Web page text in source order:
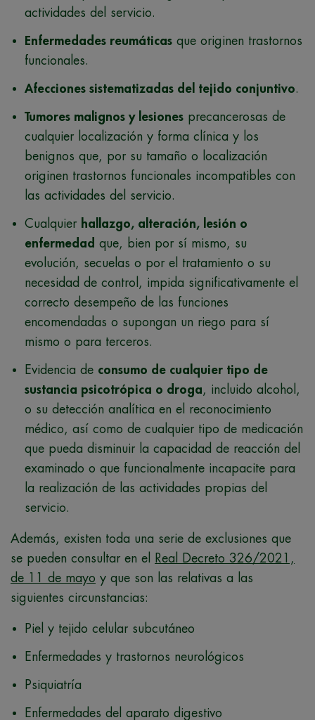
actividades del servicio.
Enfermedades reumáticas que originen trastornos
funcionales.
Afecciones sistematizadas del tejido conjuntivo.
Tumores malignos y lesiones precancerosas de
cualquier localización y forma clínica y los
benignos que, por su tamaño o localización
originen trastornos funcionales incompatibles con
las actividades del servicio.
Cualquier hallazgo, alteración, lesión o
enfermedad que, bien por sí mismo, su
evolución, secuelas o por el tratamiento o su
necesidad de control, impida significativamente el
correcto desempeño de las funciones
encomendadas o supongan un riego para sí
mismo o para terceros.
Evidencia de consumo de cualquier tipo de
sustancia psicotrópica o droga, incluido alcohol,
o su detección analítica en el reconocimiento
médico, así como de cualquier tipo de medicación
que pueda disminuir la capacidad de reacción del
examinado o que funcionalmente incapacite para
la realización de las actividades propias del
servicio.
Además, existen toda una serie de exclusiones que
se pueden consultar en el
Real Decreto 326/2021,
de 11 de mayo y que son las relativas a las
siguientes circunstancias:
Piel y tejido celular subcutáneo
Enfermedades y trastornos neurológicos
Psiquiatría
Enfermedades del aparato digestivo